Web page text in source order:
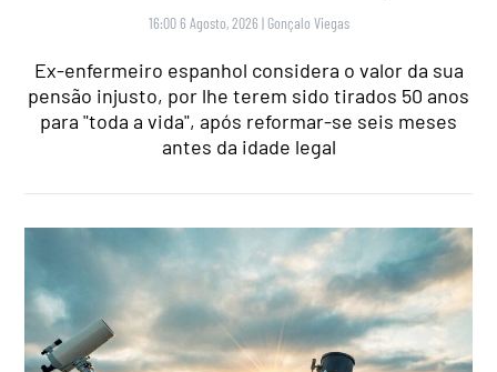
16:00 6 Agosto, 2026 | Gonçalo Viegas
Ex-enfermeiro espanhol considera o valor da sua
pensão injusto, por lhe terem sido tirados 50 anos
para "toda a vida", após reformar-se seis meses
antes da idade legal